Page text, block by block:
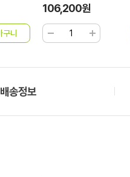
106,200원
배송정보